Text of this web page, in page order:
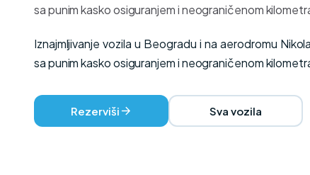
sa punim kasko osiguranjem i neograničenom
Iznajmljivanje vozila u Beogradu i na aerodromu
sa punim kasko osiguranjem i neograničenom
Rezerviši Sva vozila